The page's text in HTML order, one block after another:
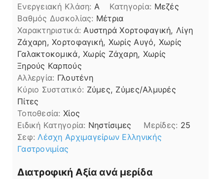
Ενεργειακή Κλάση: A Κατηγορία: Μεζές
Βαθμός Δυσκολίας: Μέτρια
Χαρακτηριστικά: Αυστηρά Χορτοφαγική, Λίγη
Ζάχαρη, Χορτοφαγική, Χωρίς Αυγό, Χωρίς
Γαλακτοκομικά, Χωρίς Ζάχαρη, Χωρίς
Ξηρούς Καρπούς
Αλλεργία: Γλουτένη
Kύριο Συστατικό: Ζύμες, Ζύμες/Αλμυρές
Πίτες
Τοποθεσία: Χίος
Ειδική Κατηγορία: Νηστίσιμες Μερίδες: 25
Σεφ: Λέσχη Αρχιμαγείρων Ελληνικής
Γαστρονιμίας
Διατροφική Αξία ανά μερίδα